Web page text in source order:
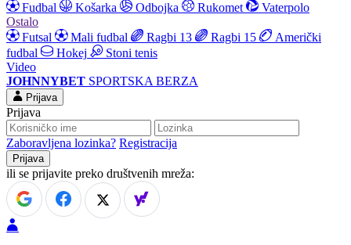
Fudbal
Košarka Odbojka Rukomet
Vaterpolo
Ostalo
Futsal
Mali fudbal Ragbi 13 Ragbi 15
Američki
fudbal
Hokej
Stoni tenis
Video
JOHNNYBET SPORTSKA BERZA
Prijava
Prijava
Zaboravljena lozinka? Registracija
ili se prijavite preko društvenih mreža: